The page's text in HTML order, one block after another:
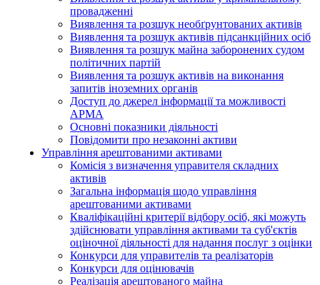
провадженні
Виявлення та розшук необґрунтованих активів
Виявлення та розшук активів підсанкційних осіб
Виявлення та розшук майна заборонених судом
політичних партій
Виявлення та розшук активів на виконання
запитів іноземних органів
Доступ до джерел інформації та можливості
АРМА
Основні показники діяльності
Повідомити про незаконні активи
Управління арештованими активами
Комісія з визначення управителя складних
активів
Загальна інформація щодо управління
арештованими активами
Кваліфікаційні критерії відбору осіб, які можуть
здiйснювати управління активами та суб'єктів
оціночної діяльності для надання послуг з оцінки
Конкурси для управителів та реалізаторів
Конкурси для оцінювачів
Реалізація арештованого майна